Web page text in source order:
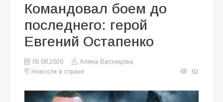
Командовал боем до
последнего: герой
Евгений Остапенко
05.08.2026
Алена Васнецова
Новости в стране
62